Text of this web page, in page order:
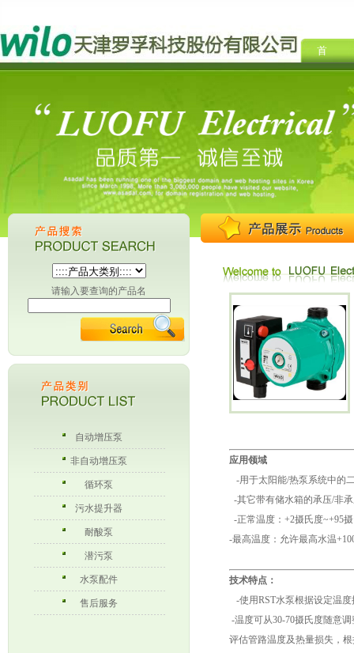
请输入要查询的产品名
自动增压泵
非自动增压泵
循环泵
污水提升器
耐酸泵
潜污泵
水泵配件
售后服务
应用领域
-用于太阳能/热泵系统中的
-其它带有储水箱的承压/非
-正常温度：+2摄氏度~+95
-最高温度：允许最高水温
技术特点：
-使用RST水泵根据设定温
-温度可从30-70摄氏度随意调
评估管路温度及热量损失，